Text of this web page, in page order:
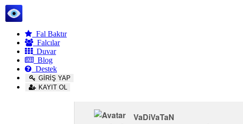
Fal Baktır
Falcılar
Duvar
Blog
Destek
GİRİŞ YAP
KAYIT OL
VaDiVaTaN